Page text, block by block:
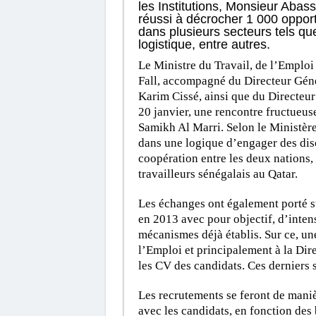
les Institutions, Monsieur
réussi à décrocher 1 000
dans plusieurs secteurs tels
logistique, entre autres.
Le Ministre du Travail, de
Fall, accompagné du Directeur
Karim Cissé, ainsi que du
20 janvier, une rencontre
Samikh Al Marri. Selon le
dans une logique d’engager des
coopération entre les deux
travailleurs sénégalais au Qatar.
Les échanges ont également
en 2013 avec pour objectif,
mécanismes déjà établis. Sur ce,
l’Emploi et principalement à la
les CV des candidats. Ces
Les recrutements se feront de
avec les candidats, en fonction